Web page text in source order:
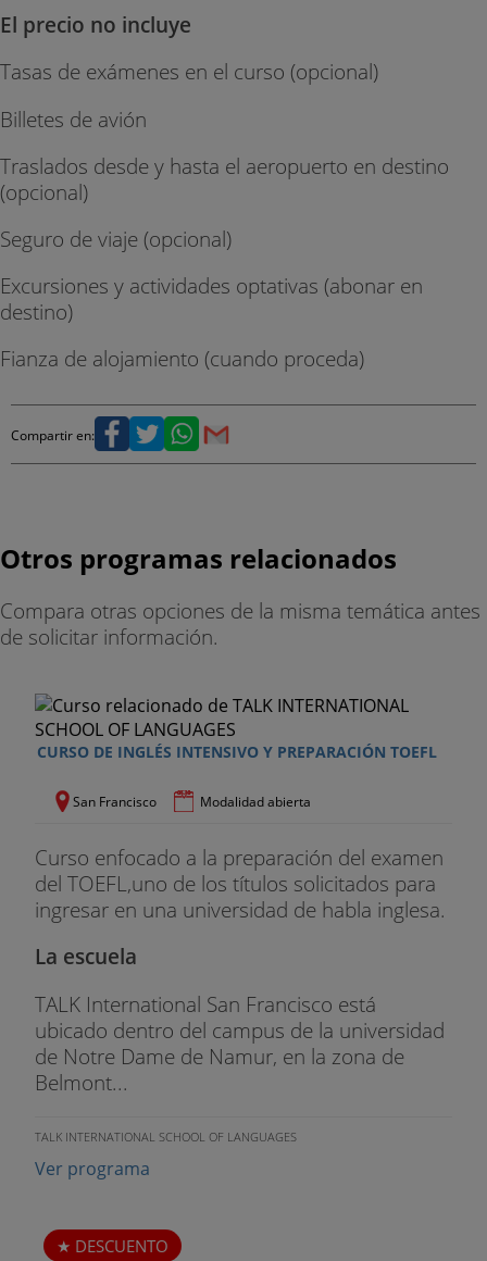
El precio no incluye
Tasas de exámenes en el curso (opcional)
Billetes de avión
Traslados desde y hasta el aeropuerto en destino
(opcional)
Seguro de viaje (opcional)
Excursiones y actividades optativas (abonar en
destino)
Fianza de alojamiento (cuando proceda)
Compartir en:
Otros programas relacionados
Compara otras opciones de la misma temática antes
de solicitar información.
CURSO DE INGLÉS INTENSIVO Y PREPARACIÓN TOEFL
San Francisco Modalidad abierta
Curso enfocado a la preparación del examen
del TOEFL,uno de los títulos solicitados para
ingresar en una universidad de habla inglesa.
La escuela
TALK International San Francisco está
ubicado dentro del campus de la universidad
de Notre Dame de Namur, en la zona de
Belmont...
TALK INTERNATIONAL SCHOOL OF LANGUAGES
Ver programa
DESCUENTO